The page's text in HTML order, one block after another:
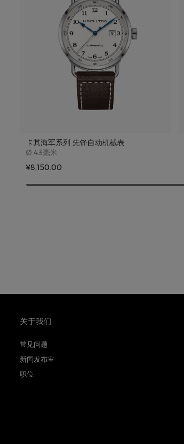
卡其海军系列 先锋自动机械表
Ø Case size
43毫米
¥8,150.00
关于我们
常见问题
新闻发布室
职位